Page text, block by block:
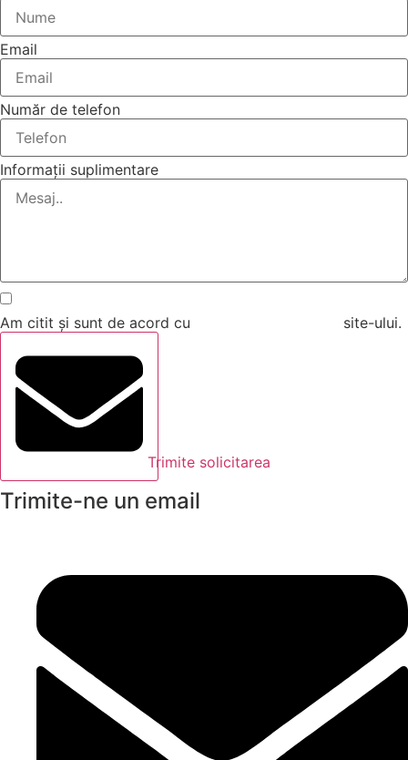
Email
Număr de telefon
Informații suplimentare
Am citit și sunt de acord cu site-ului.
Trimite solicitarea
Trimite-ne un email